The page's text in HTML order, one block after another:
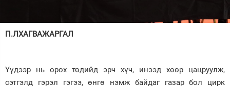
Энтертайнмэнт
П.ЛХАГВАЖАРГАЛ
Үүдээр нь орох төдийд эрч хүч, инээд хөөр цацруулж,
сэтгэлд гэрэл гэгээ, өнгө нэмж байдаг газар бол цирк